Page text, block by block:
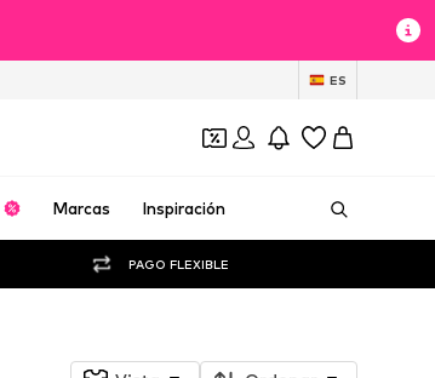
ES
Marcas Inspiración
PAGO FLEXIBLE